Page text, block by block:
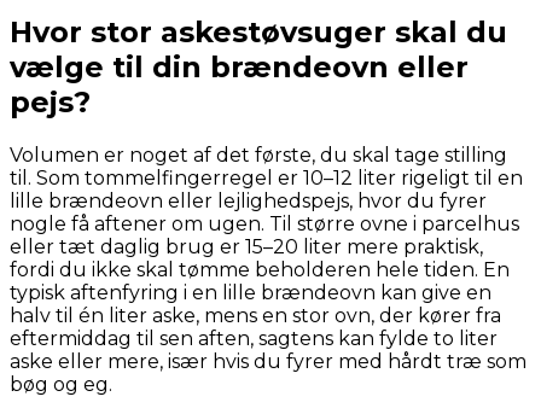
Hvor stor askestøvsuger skal du
vælge til din brændeovn eller
pejs?
Volumen er noget af det første, du skal tage stilling
til. Som tommelfingerregel er 10–12 liter rigeligt til en
lille brændeovn eller lejlighedspejs, hvor du fyrer
nogle få aftener om ugen. Til større ovne i parcelhus
eller tæt daglig brug er 15–20 liter mere praktisk,
fordi du ikke skal tømme beholderen hele tiden. En
typisk aftenfyring i en lille brændeovn kan give en
halv til én liter aske, mens en stor ovn, der kører fra
eftermiddag til sen aften, sagtens kan fylde to liter
aske eller mere, især hvis du fyrer med hårdt træ som
bøg og eg.